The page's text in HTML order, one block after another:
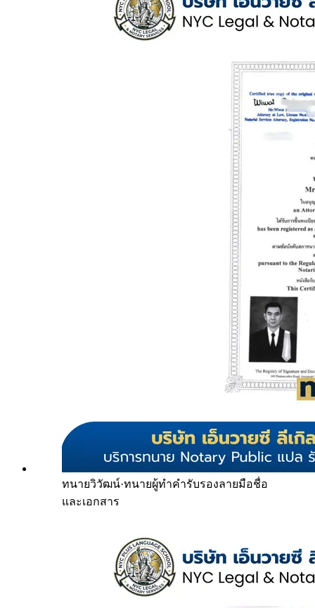
ทนายวิวัฒน์·ทนายผู้ทำคำรับรองลายมือชื่อ
และเอกสาร